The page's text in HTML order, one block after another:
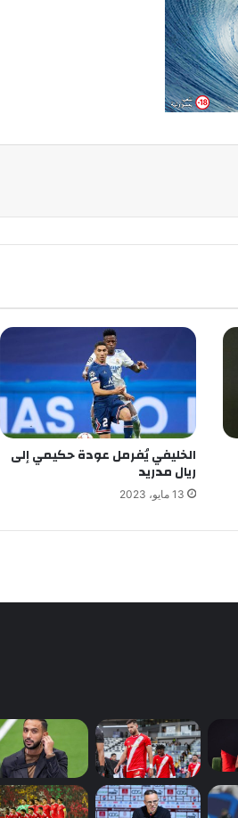
الخليفي يُفرمل عودة حكيمي إلى
ريال مدريد
13 مايو، 2023